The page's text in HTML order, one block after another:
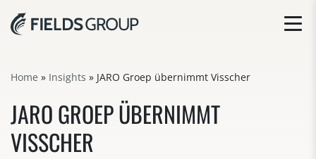
Home » Insights » JARO Groep übernimmt Visscher
JARO GROEP ÜBERNIMMT
VISSCHER